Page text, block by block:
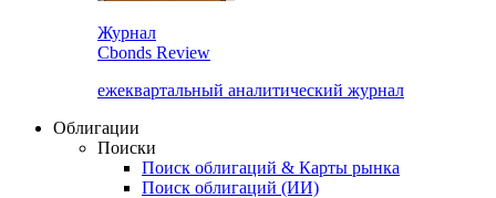
Журнал
Cbonds Review
ежеквартальный аналитический журнал
Облигации
Поиски
Поиск облигаций & Карты рынка
Поиск облигаций (ИИ)